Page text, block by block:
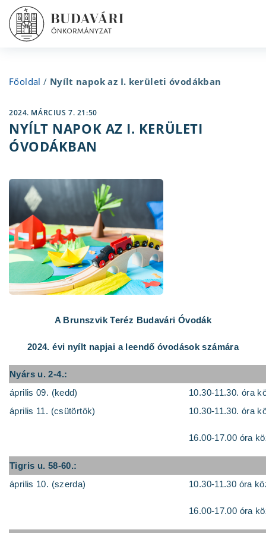
Főoldal / Nyílt napok az I. kerületi óvodákban
2024. MÁRCIUS 7. 21:50
NYÍLT NAPOK AZ I. KERÜLETI
ÓVODÁKBAN
A Brunszvik Teréz Budavári Óvodák
2024. évi nyílt napjai a leendő óvodások számára
Nyárs u. 2-4.:
április 09. (kedd)
10.30-11.30. óra
április 11. (csütörtök)
10.30-11.30. óra
16.00-17.00 óra
Tigris u. 58-60.:
április 10. (szerda)
10.30-11.30 óra
16.00-17.00 óra